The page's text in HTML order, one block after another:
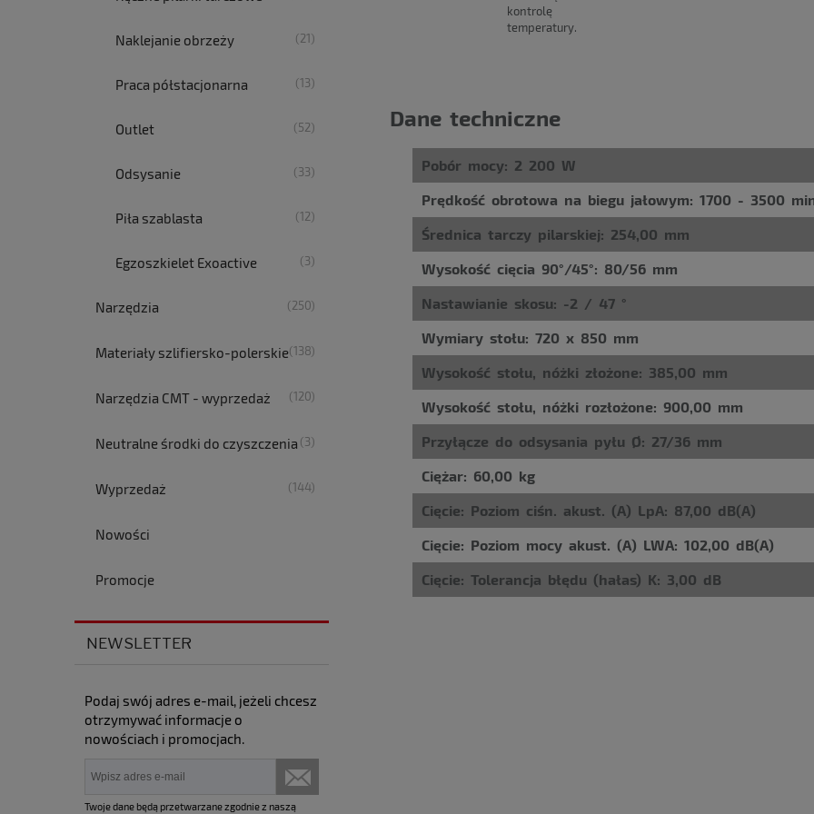
Naklejanie obrzeży (21)
Praca półstacjonarna (13)
Outlet (52)
Odsysanie (33)
Piła szablasta (12)
Egzoszkielet Exoactive (3)
Narzędzia (250)
Materiały szlifiersko-polerskie(138)
Narzędzia CMT - wyprzedaż (120)
Neutralne środki do czyszczenia (3)
Wyprzedaż (144)
Nowości
Promocje
NEWSLETTER
Podaj swój adres e-mail, jeżeli chcesz
otrzymywać informacje o
nowościach i promocjach.
Twoje dane będą przetwarzane zgodnie z naszą
kontrolę
temperatury.
Dane techniczne
Pobór mocy: 2 200 W
Prędkość obrotowa na biegu jałowym: 1700 - 3500
Średnica tarczy pilarskiej: 254,00 mm
Wysokość cięcia 90°/45°: 80/56 mm
Nastawianie skosu: -2 / 47 °
Wymiary stołu: 720 x 850 mm
Wysokość stołu, nóżki złożone: 385,00 mm
Wysokość stołu, nóżki rozłożone: 900,00 mm
Przyłącze do odsysania pyłu Ø: 27/36 mm
Ciężar: 60,00 kg
Cięcie: Poziom ciśn. akust. (A) LpA: 87,00 dB(A)
Cięcie: Poziom mocy akust. (A) LWA: 102,00 dB(A)
Cięcie: Tolerancja błędu (hałas) K: 3,00 dB